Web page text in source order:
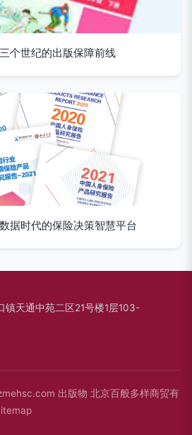
个世纪的出版保障前线
据时代的保险决策智慧平台
镇天通中苑二区21号楼1层103-
出版物 北京百般多样商贸有